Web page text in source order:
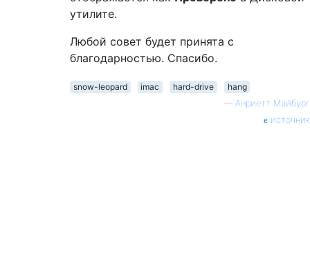
утилите.
Любой совет будет принята с
благодарностью. Спасибо.
snow-leopard imac hard-drive
hang
— Анриетт Майбург
источник